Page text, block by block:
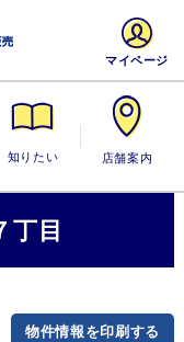
知りたい 店舗案内
マイページ
丁目
物件情報を印刷する